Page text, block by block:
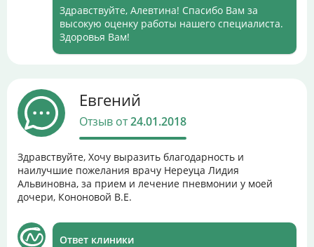
Здравствуйте, Алевтина! Спасибо Вам за
высокую оценку работы нашего специалиста.
Здоровья Вам!
Евгений
Отзыв от24.01.2018
Здравствуйте, Хочу выразить благодарность и
наилучшие пожелания врачу Нереуца Лидия
Альвиновна, за прием и лечение пневмонии у моей
дочери, Кононовой В.Е.
Ответ клиники